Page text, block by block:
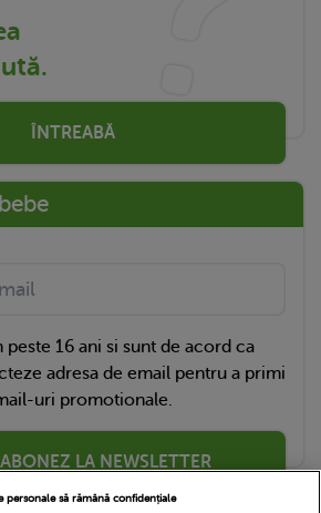
ÎNTREABĂ
16 ani si sunt de acord ca
adresa de email pentru a primi
uri promotionale.
LA NEWSLETTER
personale să rămână confidențiale